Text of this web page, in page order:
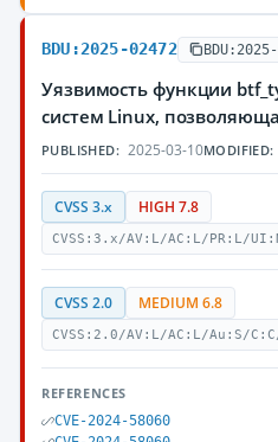
BDU:2025-02472
Уязвимость функции
систем Linux,
PUBLISHED: 2025-03-10MODIFIED:
CVSS 3.x HIGH 7.8
CVSS:3.x/AV:L/AC:L/PR:L/
CVSS 2.0 MEDIUM 6.8
CVSS:2.0/AV:L/AC:L/Au:S/
REFERENCES
CVE-2024-58060